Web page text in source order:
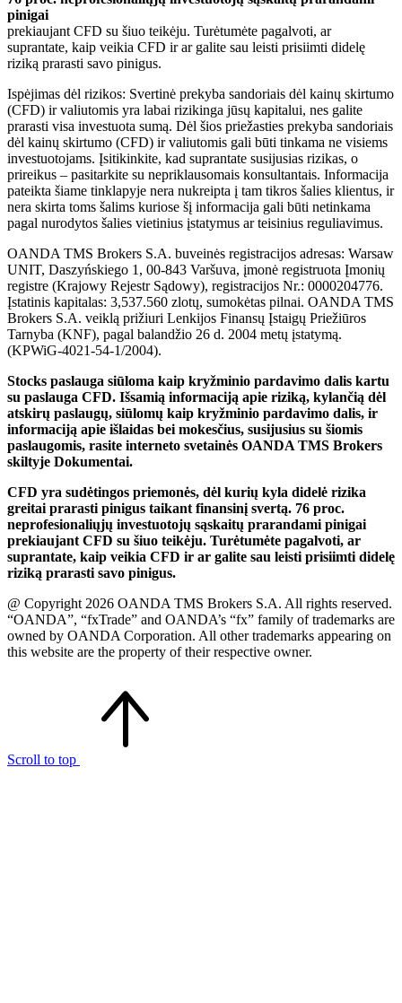
pinigai
prekiaujant CFD su šiuo teikėju. Turėtumėte pagalvoti, ar
suprantate, kaip veikia CFD ir ar galite sau leisti prisiimti didelę
riziką prarasti savo pinigus.
Ispėjimas dėl rizikos: Svertinė prekyba sandoriais dėl kainų skirtumo
(CFD) ir valiutomis yra labai rizikinga jūsų kapitalui, nes galite
prarasti visa investuota sumą. Dėl šios priežasties prekyba sandoriais
dėl kainų skirtumo (CFD) ir valiutomis gali būti tinkama ne visiems
investuotojams. Įsitikinkite, kad suprantate susijusias rizikas, o
prireikus – pasitarkite su nepriklausomais konsultantais. Informacija
pateikta šiame tinklapyje nera nukreipta į tam tikros šalies klientus, ir
nera skirta toms šalims kuriose šį informacija gali būti netinkama
pagal nurodytos šalies vietinius įstatymus ar teisinius reguliavimus.
OANDA TMS Brokers S.A. buveinės registracijos adresas: Warsaw
UNIT, Daszyńskiego 1, 00-843 Varšuva, įmonė registruota Įmonių
registre (Krajowy Rejestr Sądowy), registracijos Nr.: 0000204776.
Įstatinis kapitalas: 3,537.560 zlotų, sumokėtas pilnai. OANDA TMS
Brokers S.A. veiklą prižiuri Lenkijos Finansų Įstaigų Priežiūros
Tarnyba (KNF), pagal balandžio 26 d. 2004 metų įstatymą.
(KPWiG-4021-54-1/2004).
Stocks paslauga siūloma kaip kryžminio pardavimo dalis kartu
su paslauga CFD. Išsamią informaciją apie riziką, kylančią dėl
atskirų paslaugų, siūlomų kaip kryžminio pardavimo dalis, ir
informaciją apie išlaidas bei mokesčius, susijusius su šiomis
paslaugomis, rasite interneto svetainės OANDA TMS Brokers
skiltyje Dokumentai.
CFD yra sudėtingos priemonės, dėl kurių kyla didelė rizika
greitai prarasti pinigus taikant finansinį svertą. 76 proc.
neprofesionaliųjų investuotojų sąskaitų prarandami pinigai
prekiaujant CFD su šiuo teikėju. Turėtumėte pagalvoti, ar
suprantate, kaip veikia CFD ir ar galite sau leisti prisiimti didelę
riziką prarasti savo pinigus.
@ Copyright 2026 OANDA TMS Brokers S.A. All rights reserved.
“OANDA”, “fxTrade” and OANDA’s “fx” family of trademarks are
owned by OANDA Corporation. All other trademarks appearing on
this website are the property of their respective owner.
Scroll to top